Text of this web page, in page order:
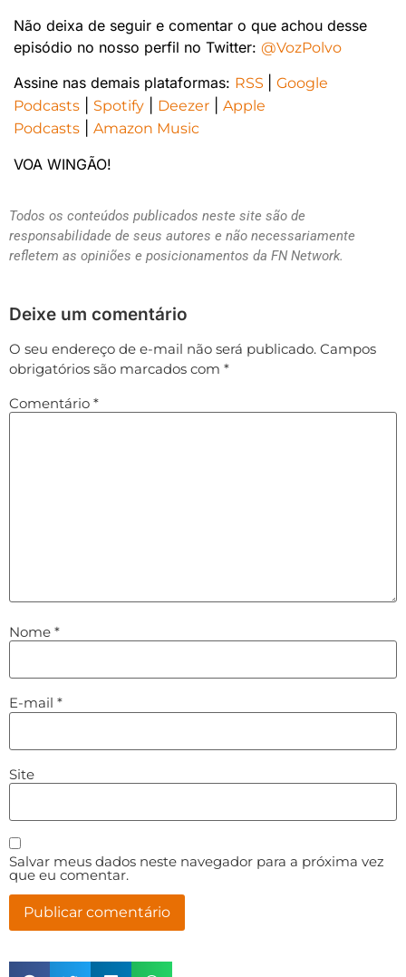
Não deixa de seguir e comentar o que achou desse
episódio no nosso perfil no Twitter: @VozPolvo
Assine nas demais plataformas: RSS
Google
Podcasts
Spotify Deezer
Apple
Podcasts
Amazon Music
VOA WINGÃO!
Todos os conteúdos publicados neste site são de
responsabilidade de seus autores e não necessariamente
refletem as opiniões e posicionamentos da FN Network.
Deixe um comentário
O seu endereço de e-mail não será publicado. Campos
obrigatórios são marcados com *
Comentário *
Nome *
E-mail *
Site
Salvar meus dados neste navegador para a próxima vez
que eu comentar.